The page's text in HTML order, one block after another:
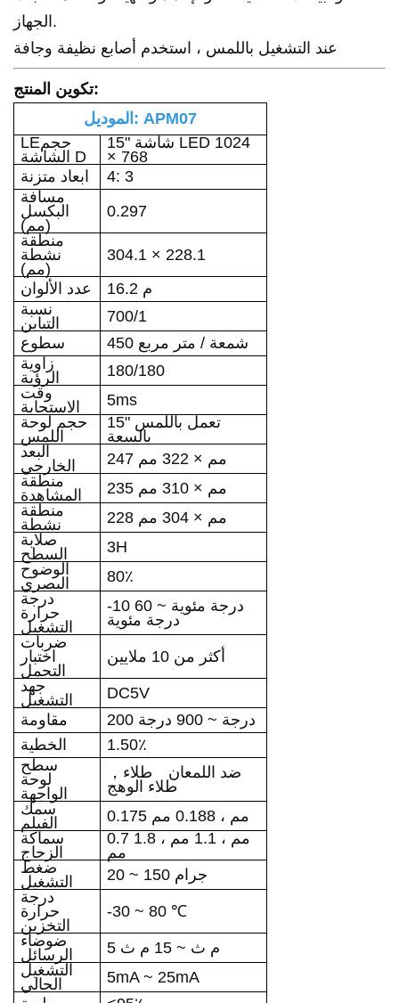
الجهاز.
عند التشغيل باللمس ، استخدم أصابع نظيفة وجافة
تكوين المنتج:
الموديل: APM07
LEحجم
الشاشة D
15" شاشة LED 1024
× 768
ابعاد متزنة
4: 3
مسافة
البكسل
(مم)
0.297
منطقة
نشطة
(مم)
304.1 × 228.1
عدد الألوان
16.2 م
نسبة
التباين
700/1
سطوع
4
50 شمعة / متر مربع
زاوية
الرؤية
180/180
وقت
الاستجابة
5ms
حجم لوحة
اللمس
15" تعمل باللمس
بالسعة
البعد
الخارجي
247 مم × 322 مم
منطقة
المشاهدة
235 مم × 310 مم
منطقة
نشطة
228 مم × 304 مم
صلابة
السطح
3H
الوضوح
البصري
80٪
درجة
حرارة
التشغيل
-10 درجة مئوية ~ 60
درجة مئوية
ضربات
اختبار
التحمل
أكثر من 10 ملايين
جهد
التشغيل
DC5V
مقاومة
200 درجة ~ 900 درجة
الخطية
1.50٪
سطح
لوحة
الواجهة
ضد اللمعان طلاء ，
طلاء الوهج
سمك
الفيلم
0.175 مم ، 0.188 مم
سماكة
الزجاج
0.7 مم ، 1.1 مم ، 1.8
مم
ضغط
التشغيل
20 ~ 150 جرام
درجة
حرارة
التخزين
-30 ~ 80 ℃
ضوضاء
الرسائل
5 م ث ~ 15 م ث
التشغيل
الحالي
5mA ~ 25mA